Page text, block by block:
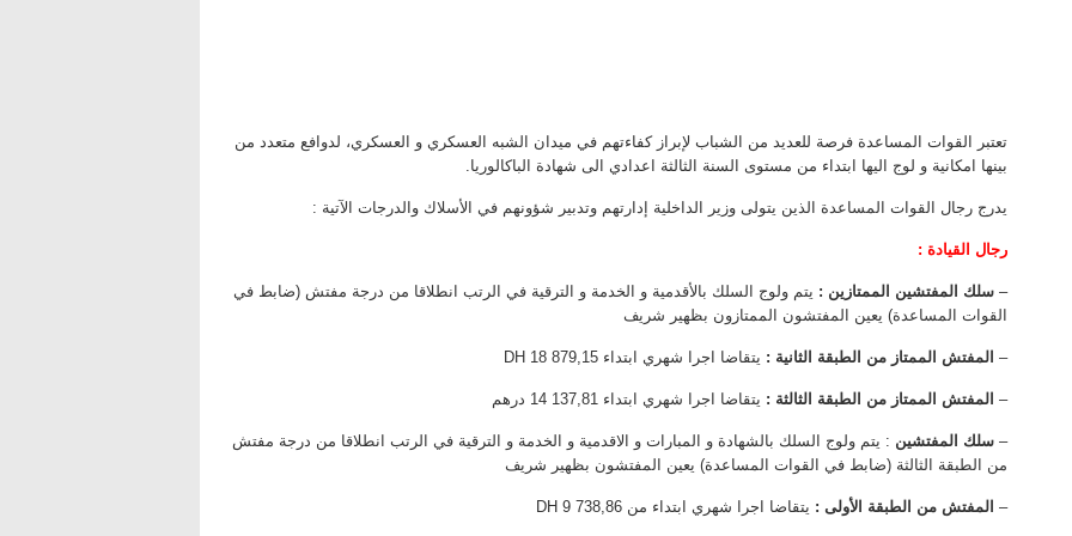
تعتبر القوات المساعدة فرصة للعديد من الشباب لإبراز كفاءتهم في ميدان الشبه العسكري و العسكري، لدوافع متعدد من
بينها امكانية و لوج اليها ابتداء من مستوى السنة الثالثة اعدادي الى شهادة الباكالوريا.
يدرج رجال القوات المساعدة الذين يتولى وزير الداخلية إدارتهم وتدبير شؤونهم في الأسلاك والدرجات الآتية :
رجال القيادة :
– سلك المفتشين الممتازين : يتم ولوج السلك بالأقدمية و الخدمة و الترقية في الرتب انطلاقا من درجة مفتش (ضابط في
القوات المساعدة) يعين المفتشون الممتازون بظهير شريف
– المفتش الممتاز من الطبقة الثانية : يتقاضا اجرا شهري ابتداء 18 879,15 DH
– المفتش الممتاز من الطبقة الثالثة : يتقاضا اجرا شهري ابتداء 14 137,81 درهم
– سلك المفتشين : يتم ولوج السلك بالشهادة و المبارات و الاقدمية و الخدمة و الترقية في الرتب انطلاقا من درجة مفتش
من الطبقة الثالثة (ضابط في القوات المساعدة) يعين المفتشون بظهير شريف
– المفتش من الطبقة الأولى : يتقاضا اجرا شهري ابتداء من 9 738,86 DH